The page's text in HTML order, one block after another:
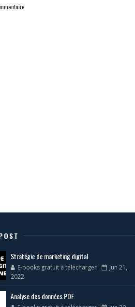
Stratégie de marketing digital
E-books gratuit à télécharger
Jun 21,
2022
Analyse des données PDF